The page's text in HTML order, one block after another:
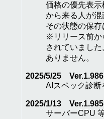
価格の優先表
から来る人が混
その状態の保存
※リリース前か
されていまし
ありません。
2025/5/25 Ver.1.986
AIスペック診断
2025/1/13 Ver.1.985
サーバーCPU